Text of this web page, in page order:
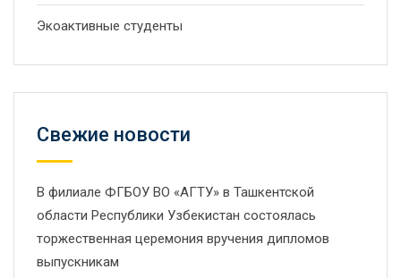
Экоактивные студенты
Свежие новости
В филиале ФГБОУ ВО «АГТУ» в Ташкентской
области Республики Узбекистан состоялась
торжественная церемония вручения дипломов
выпускникам